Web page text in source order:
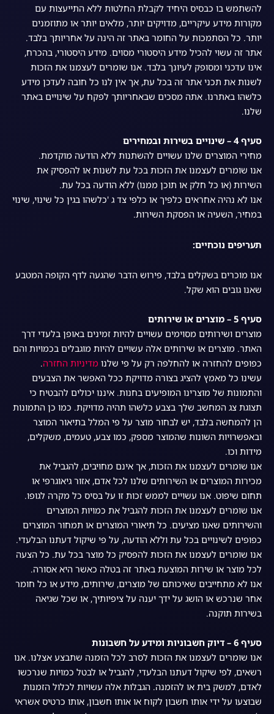
להשתמש בו כבסיס היחיד לקבלת החלטות ללא התייעצות עם
מקורות מידע עיקריים, מדויקים יותר, מלאים יותר או מתוזמנים
יותר. כל הסתמכות על החומר באתר זה הינה על אחריותך בלבד.
אתר זה עשוי להכיל מידע היסטורי מסוים. מידע היסטורי, בהכרח,
אינו עדכני ומסופק לעיונך בלבד. אנו שומרים לעצמנו את הזכות
לשנות את תכני אתר זה בכל עת, אך אין לנו כל חובה לעדכן מידע
כלשהו באתרנו. אתה מסכים שבאחריותך לפקח על שינויים באתר
שלנו.
סעיף 4 – שינויים בשירות ובמחירים
מחירי המוצרים שלנו עשויים להשתנות ללא הודעה מוקדמת.
אנו שומרים לעצמנו את הזכות בכל עת לשנות או להפסיק את
השירות (או כל חלק או תוכן ממנו) ללא הודעה בכל עת.
אנו לא נהיה אחראים כלפיך או כלפי צד ג 'כלשהו בגין כל שינוי, שינוי
במחיר, השעיה או הפסקת השירות.
תעריפים נוכחיים:
אנו מוכרים בשקלים בלבד, פירוש הדבר שהגעה לדף הקופה המטבע
שאנו גובים הוא שקל.
סעיף 5 – מוצרים או שירותים
מוצרים ושירותים מסוימים עשויים להיות זמינים באופן בלעדי דרך
האתר. מוצרים או שירותים אלה עשויים להיות מוגבלים בכמויות והם
כפופים להחזרה או להחלפה רק על פי שלנו מדיניות החזרה.
עשינו כל מאמץ להציג בצורה מדויקת ככל האפשר את הצבעים
והתמונות של מוצרינו המופיעים בחנות. איננו יכולים להבטיח כי
תצוגת צג המחשב שלך בצבע כלשהו תהיה מדויקת. כמו כן התמונות
הן להמחשה בלבד, יש לבחור מוצר על פי המלל בתיאור המוצר
ובאפשרויות השונות שהמוצר מספק, כמו צבע, טעמים, משקלים,
מידות וכו.
אנו שומרים לעצמנו את הזכות, אך אינם מחויבים, להגביל את
מכירות המוצרים או השירותים שלנו לכל אדם, אזור גיאוגרפי או
תחום שיפוט. אנו עשויים לממש זכות זו על בסיס כל מקרה לגופו.
אנו שומרים לעצמנו את הזכות להגביל את כמויות המוצרים
והשירותים שאנו מציעים. כל תיאורי המוצרים או תמחור המוצרים
כפופים לשינויים בכל עת וללא הודעה, על פי שיקול דעתנו הבלעדי.
אנו שומרים לעצמנו את הזכות להפסיק כל מוצר בכל עת. כל הצעה
לכל מוצר או שירות המוצעת באתר זה בטלה כאשר היא אסורה.
אנו לא מתחייבים שאיכותם של מוצרים, שירותים, מידע או כל חומר
אחר שנרכש או הושג על ידך יענה על ציפיותיך, או שכל שגיאה
בשירות תוקנה.
סעיף 6 – דיוק חשבוניות ומידע על חשבונות
אנו שומרים לעצמנו את הזכות לסרב לכל הזמנה שתבצע אצלנו. אנו
רשאים, לפי שיקול דעתנו הבלעדי, להגביל או לבטל כמויות שנרכשו
לאדם, למשק בית או להזמנה. הגבלות אלה עשויות לכלול הזמנות
שבוצעו על ידי אותו חשבון לקוח או אותו חשבון, אותו כרטיס אשראי